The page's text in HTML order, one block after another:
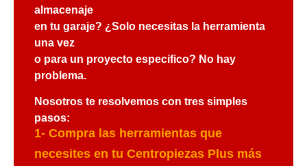
almacenaje
en tu garaje? ¿Solo necesitas la herramienta
una vez
o para un proyecto especifico? No hay
problema.
Nosotros te resolvemos con tres simples
pasos:
1- Compra las herramientas que
necesites en tu Centropiezas Plus más